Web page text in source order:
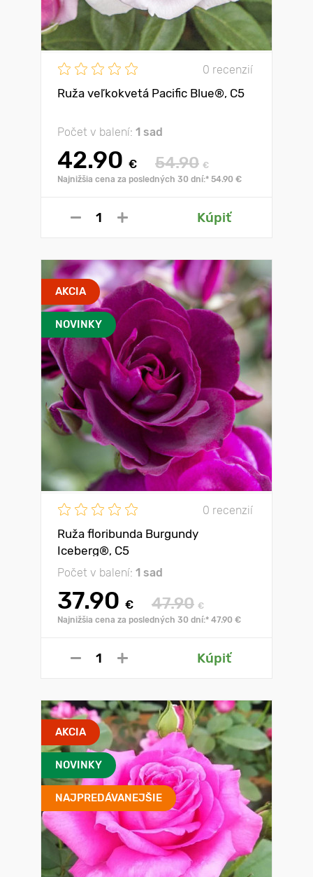
0 recenzií
Ruža veľkokvetá Pacific Blue®, C5
Počet v balení: 1 sad
42.90 € 54.90 €
Najnižšia cena za posledných 30 dní:* 54.90 €
Kúpiť
AKCIA
NOVINKY
0 recenzií
Ruža floribunda Burgundy
Iceberg®, C5
Počet v balení: 1 sad
37.90 € 47.90 €
Najnižšia cena za posledných 30 dní:* 47.90 €
Kúpiť
AKCIA
NOVINKY
NAJPREDÁVANEJŠIE